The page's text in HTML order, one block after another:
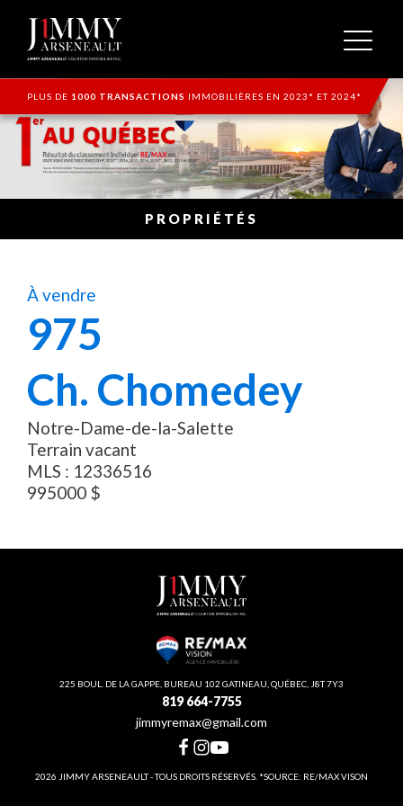
PLUS DE 1000 TRANSACTIONS IMMOBILIÈRES EN 2023* ET 2024*
PROPRIÉTÉS
À vendre
975
Ch. Chomedey
Notre-Dame-de-la-Salette
Terrain vacant
MLS : 12336516
995000 $
225 BOUL. DE LA GAPPE, BUREAU 102 GATINEAU, QUÉBEC, J8T 7Y3
819 664-7755
jimmyremax@gmail.com
2026 JIMMY ARSENEAULT - TOUS DROITS RÉSERVÉS. *SOURCE: RE/MAX VISON